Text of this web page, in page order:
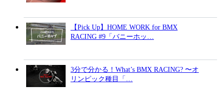
【Pick Up】HOME WORK for BMX
RACING #9「バニーホッ…
3分で分かる！What’s BMX RACING? 〜オ
リンピック種目「…